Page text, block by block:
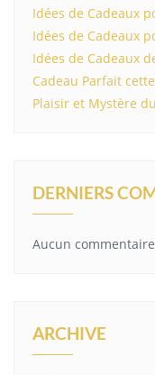
Idées de Cadeaux
Idées de Cadeaux
Idées de Cadeaux
Cadeau Parfait
Plaisir et Mystère
DERNIERS
Aucun
ARCHIVE